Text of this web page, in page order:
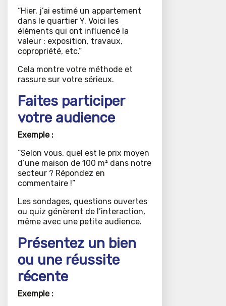
“Hier, j’ai estimé un appartement
dans le quartier Y. Voici les
éléments qui ont influencé la
valeur : exposition, travaux,
copropriété, etc.”
Cela montre votre méthode et
rassure sur votre sérieux.
Faites participer
votre audience
Exemple :
“Selon vous, quel est le prix moyen
d’une maison de 100 m² dans notre
secteur ? Répondez en
commentaire !”
Les sondages, questions ouvertes
ou quiz génèrent de l’interaction,
même avec une petite audience.
Présentez un bien
ou une réussite
récente
Exemple :